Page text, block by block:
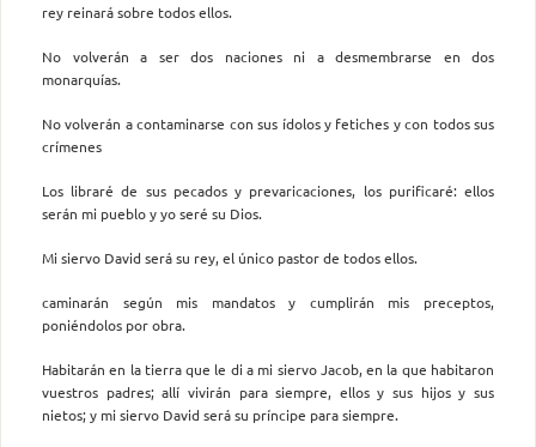
rey reinará sobre todos ellos.
No volverán a ser dos naciones ni a desmembrarse en dos
monarquías.
No volverán a contaminarse con sus ídolos y fetiches y con todos sus
crímenes
Los libraré de sus pecados y prevaricaciones, los purificaré: ellos
serán mi pueblo y yo seré su Dios.
Mi siervo David será su rey, el único pastor de todos ellos.
caminarán según mis mandatos y cumplirán mis preceptos,
poniéndolos por obra.
Habitarán en la tierra que le di a mi siervo Jacob, en la que habitaron
vuestros padres; allí vivirán para siempre, ellos y sus hijos y sus
nietos; y mi siervo David será su príncipe para siempre.